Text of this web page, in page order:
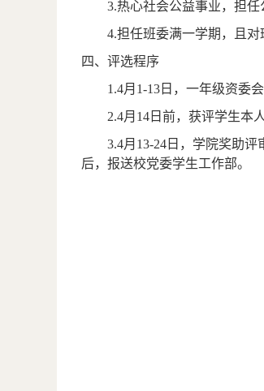
3.热心社会公益事业，担任
4.担任班委满一学期，且对
四、评选程序
1.4月 1-13日，一年级资委
2.4月 14日前，获评学生本
3.4月 13-24日，学院奖助评
后，报送校党委学生工作部。